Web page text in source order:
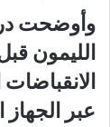
وأوضحت
الليمون
عبر